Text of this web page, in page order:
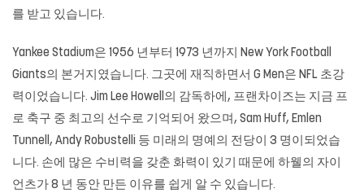
를 받고 있습니다.
Yankee Stadium은 1956 년부터 1973 년까지 New York Football
Giants의 본거지였습니다. 그곳에 재직하면서 G Men은 NFL 초강
력이었습니다. Jim Lee Howell의 감독하에, 프랜차이즈는 지금 프
로 축구 중 최고의 선수로 기억되어 왔으며, Sam Huff, Emlen
Tunnell, Andy Robustelli 등 미래의 명예의 전당이 3 명이되었습
니다. 손에 많은 수비력을 갖춘 화력이 있기 때문에 하웰의 자이
언츠가 8 년 동안 만든 이유를 쉽게 알 수 있습니다.